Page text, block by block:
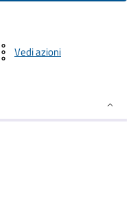
Vedi azioni